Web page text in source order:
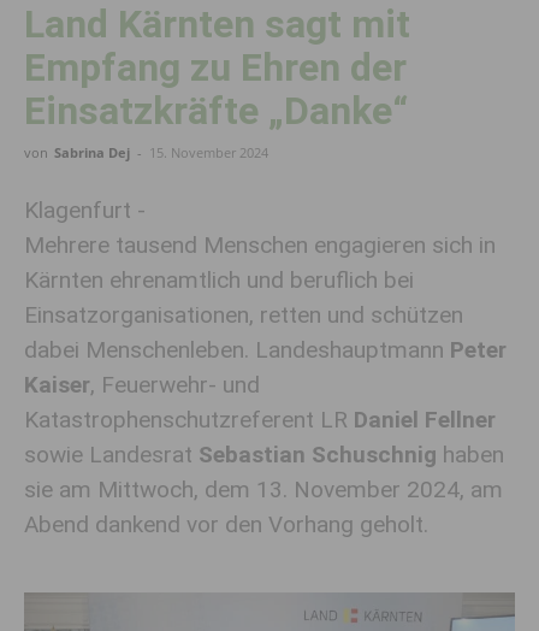
Land Kärnten sagt mit
Empfang zu Ehren der
Einsatzkräfte „Danke“
von Sabrina Dej - 15. November 2024
Klagenfurt -
Mehrere tausend Menschen engagieren sich in
Kärnten ehrenamtlich und beruflich bei
Einsatzorganisationen, retten und schützen
dabei Menschenleben. Landeshauptmann Peter
Kaiser, Feuerwehr- und
Katastrophenschutzreferent LR Daniel Fellner
sowie Landesrat Sebastian Schuschnig haben
sie am Mittwoch, dem 13. November 2024, am
Abend dankend vor den Vorhang geholt.